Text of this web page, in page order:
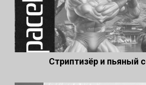
Стриптизёр и пьяный